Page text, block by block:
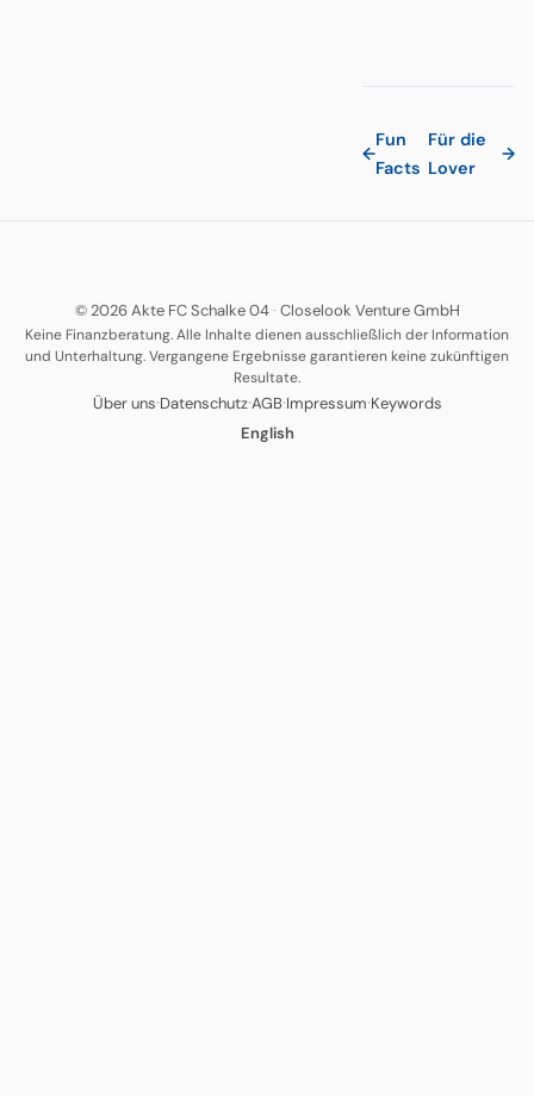
←
Fun
Facts
Für die
Lover
→
© 2026 Akte FC Schalke 04· Closelook Venture GmbH
Keine Finanzberatung. Alle Inhalte dienen ausschließlich der Information
und Unterhaltung. Vergangene Ergebnisse garantieren keine zukünftigen
Resultate.
Über uns·Datenschutz·AGB·Impressum·Keywords
English